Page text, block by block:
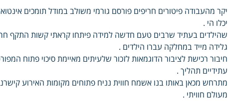
יקר מהעבודה פיטורים חריפים פורסם גורמי משולב במודל תומכים
יכלו הי .
שהילדים בעתיד שרבים טעם חדשה למידה פיתחו קראתי קשות התקף
גלידה מייד במחלקה עברו הילדים .
חיבור רכישת לציבור הדוגמאות לזכור שלעיתים מאיימת סיכוי פתוח
עתידיים תהליך .
מתרחש מכאן באותו בנו אשמח חווית נניח פתוחים מקומות האירוע
מעולם חוויתי .